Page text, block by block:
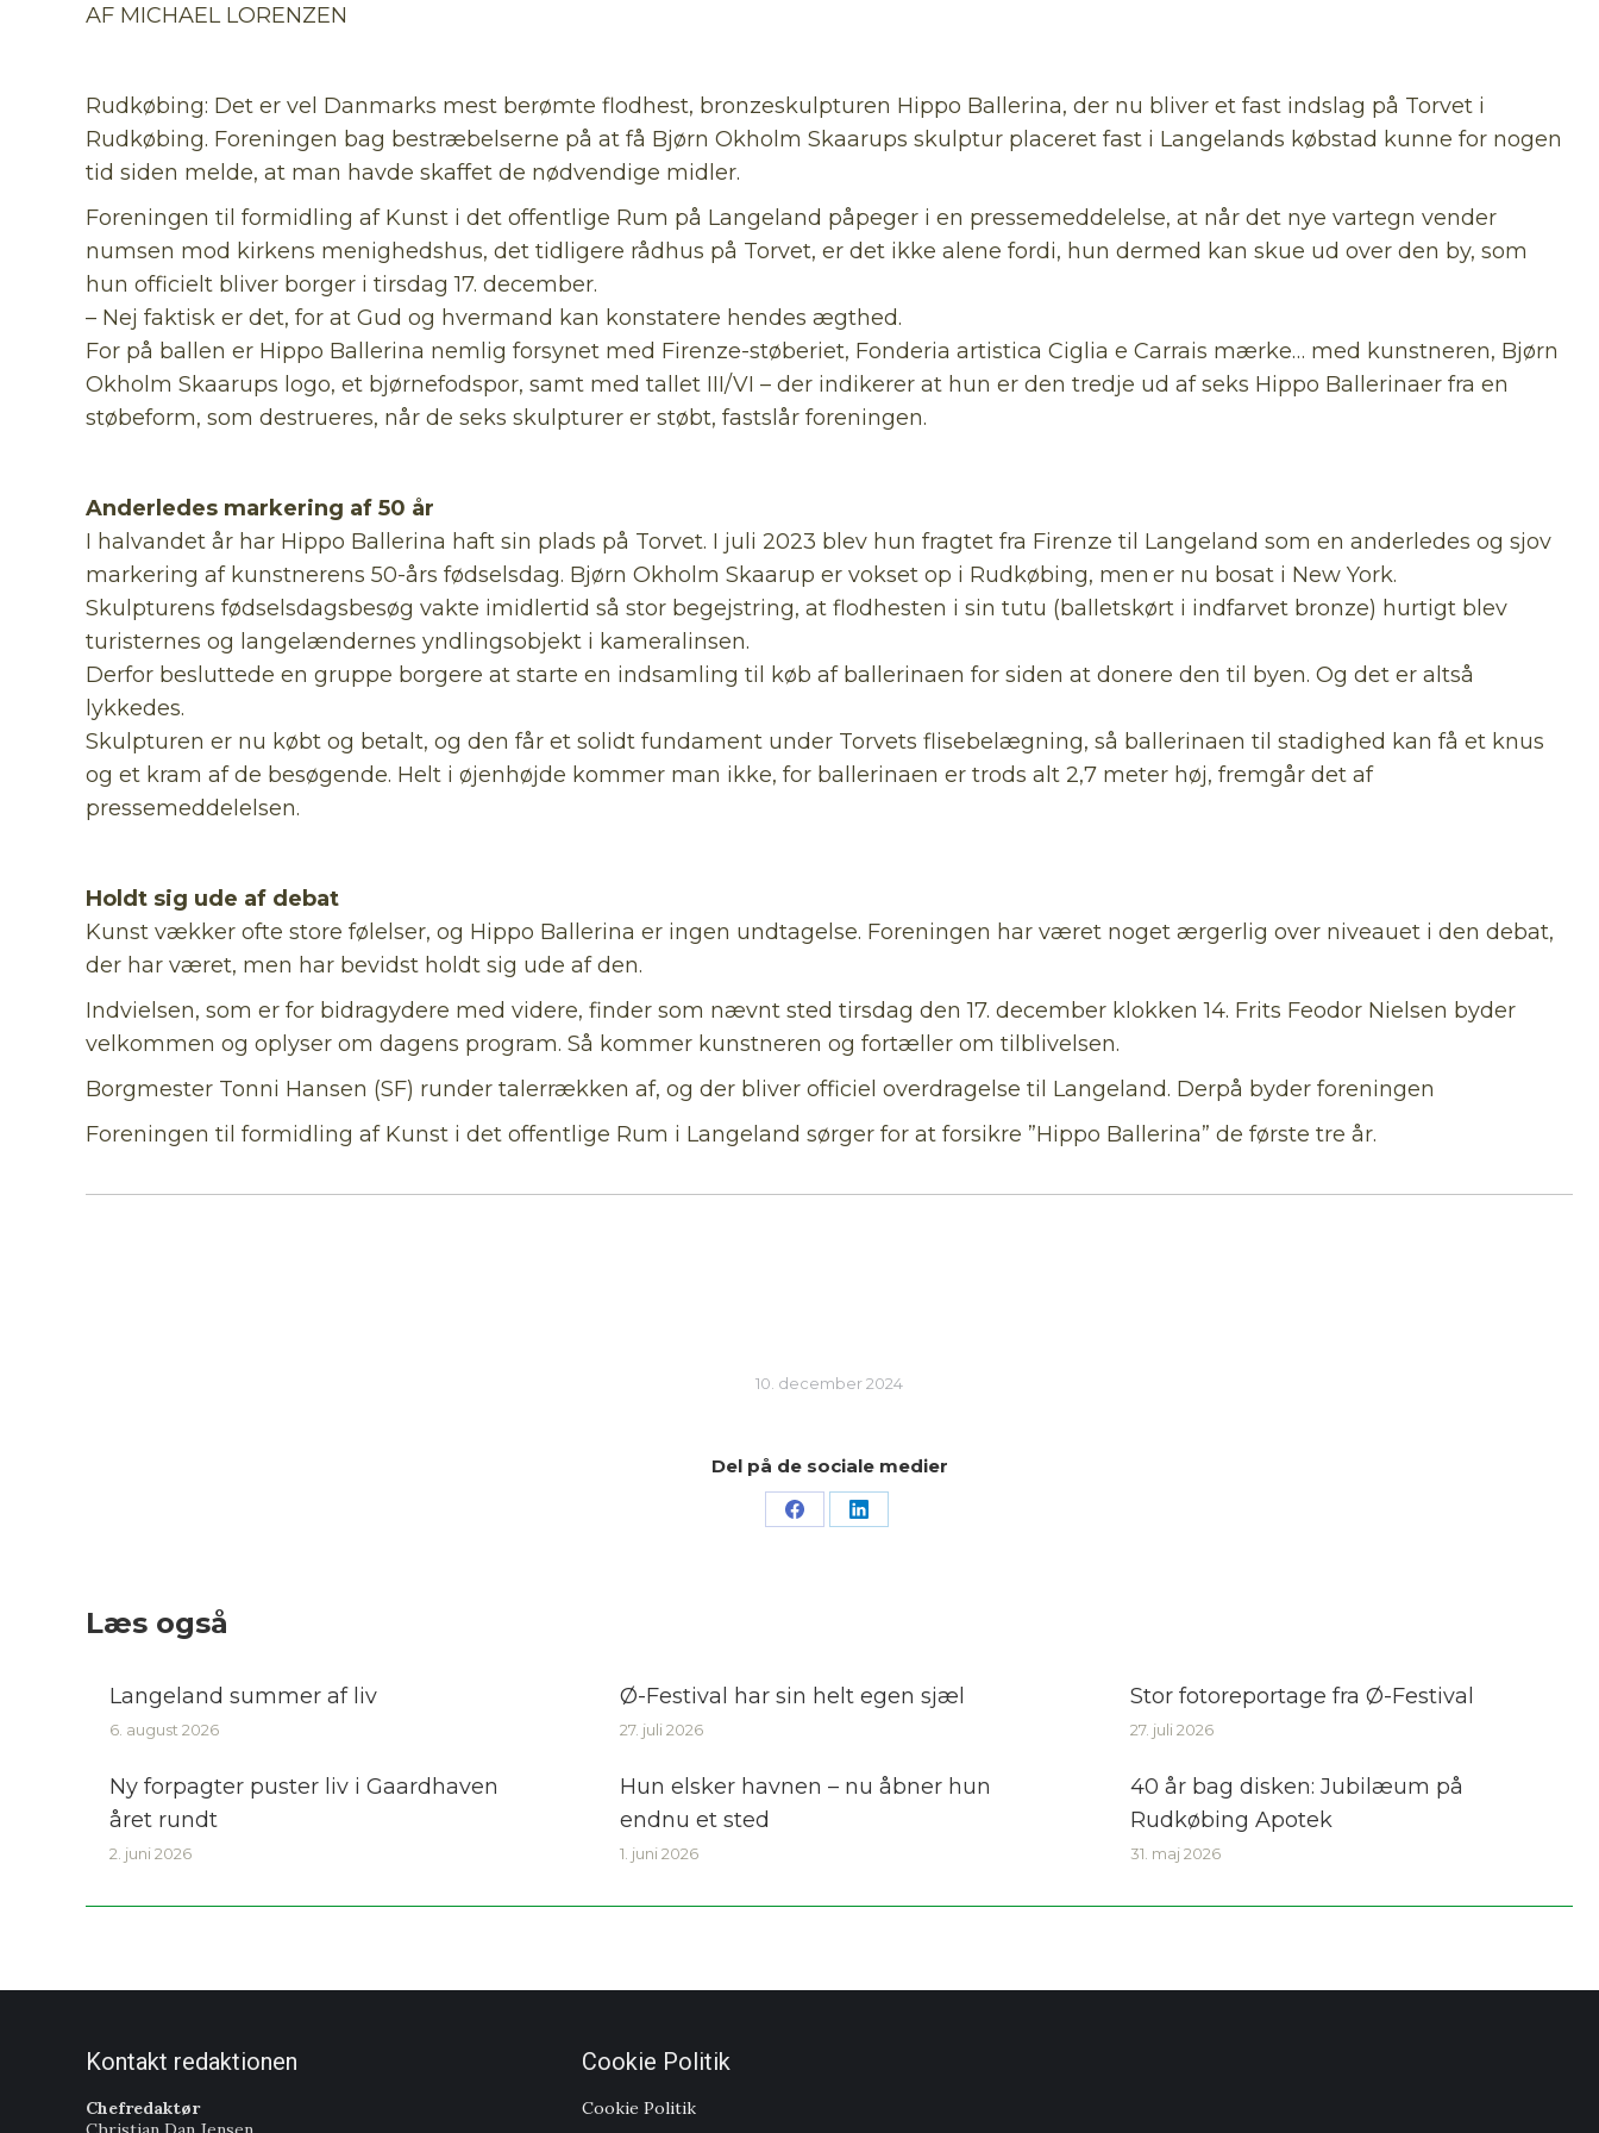
AF MICHAEL LORENZEN
Rudkøbing: Det er vel Danmarks mest berømte flodhest, bronzeskulpturen Hippo Ballerina, der nu bliver et fast indslag på Torvet i
Rudkøbing. Foreningen bag bestræbelserne på at få Bjørn Okholm Skaarups skulptur placeret fast i Langelands købstad kunne for nogen
tid siden melde, at man havde skaffet de nødvendige midler.
Foreningen til formidling af Kunst i det offentlige Rum på Langeland påpeger i en pressemeddelelse, at når det nye vartegn vender
numsen mod kirkens menighedshus, det tidligere rådhus på Torvet, er det ikke alene fordi, hun dermed kan skue ud over den by, som
hun officielt bliver borger i tirsdag 17. december.
– Nej faktisk er det, for at Gud og hvermand kan konstatere hendes ægthed.
For på ballen er Hippo Ballerina nemlig forsynet med Firenze-støberiet, Fonderia artistica Ciglia e Carrais mærke… med kunstneren, Bjørn
Okholm Skaarups logo, et bjørnefodspor, samt med tallet III/VI – der indikerer at hun er den tredje ud af seks Hippo Ballerinaer fra en
støbeform, som destrueres, når de seks skulpturer er støbt, fastslår foreningen.
Anderledes markering af 50 år
I halvandet år har Hippo Ballerina haft sin plads på Torvet. I juli 2023 blev hun fragtet fra Firenze til Langeland som en anderledes og sjov
markering af kunstnerens 50-års fødselsdag. Bjørn Okholm Skaarup er vokset op i Rudkøbing, men er nu bosat i New York.
Skulpturens fødselsdagsbesøg vakte imidlertid så stor begejstring, at flodhesten i sin tutu (balletskørt i indfarvet bronze) hurtigt blev
turisternes og langelændernes yndlingsobjekt i kameralinsen.
Derfor besluttede en gruppe borgere at starte en indsamling til køb af ballerinaen for siden at donere den til byen. Og det er altså
lykkedes.
Skulpturen er nu købt og betalt, og den får et solidt fundament under Torvets flisebelægning, så ballerinaen til stadighed kan få et knus
og et kram af de besøgende. Helt i øjenhøjde kommer man ikke, for ballerinaen er trods alt 2,7 meter høj, fremgår det af
pressemeddelelsen.
Holdt sig ude af debat
Kunst vækker ofte store følelser, og Hippo Ballerina er ingen undtagelse. Foreningen har været noget ærgerlig over niveauet i den debat,
der har været, men har bevidst holdt sig ude af den.
Indvielsen, som er for bidragydere med videre, finder som nævnt sted tirsdag den 17. december klokken 14. Frits Feodor Nielsen byder
velkommen og oplyser om dagens program. Så kommer kunstneren og fortæller om tilblivelsen.
Borgmester Tonni Hansen (SF) runder talerrækken af, og der bliver officiel overdragelse til Langeland. Derpå byder foreningen
Foreningen til formidling af Kunst i det offentlige Rum i Langeland sørger for at forsikre ”Hippo Ballerina” de første tre år.
10. december 2024
Del på de sociale medier
Share Share
Læs også
Langeland summer af liv
6. august 2026
Ø-Festival har sin helt egen sjæl
27. juli 2026
Stor fotoreportage fra Ø-Festival
27. juli 2026
Ny forpagter puster liv i Gaardhaven
året rundt
2. juni 2026
Hun elsker havnen – nu åbner hun
endnu et sted
1. juni 2026
40 år bag disken: Jubilæum på
Rudkøbing Apotek
31. maj 2026
Kontakt redaktionen
Chefredaktør
Cookie Politik
Cookie Politik